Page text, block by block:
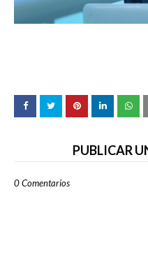
PUBLICAR
0 Comentarios